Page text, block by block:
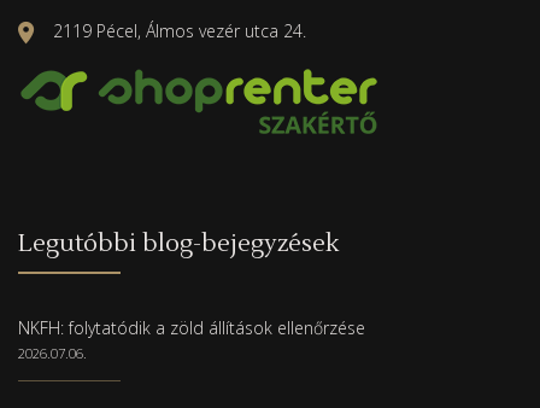
2119 Pécel, Álmos vezér utca 24.
Legutóbbi blog-bejegyzések
NKFH: folytatódik a zöld állítások ellenőrzése
2026.07.06.